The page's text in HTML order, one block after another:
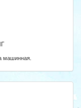
машинная.